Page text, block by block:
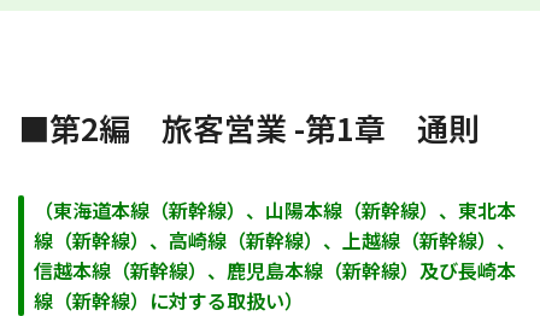
■第2編 旅客営業 -第1章 通則
（東海道本線（新幹線）、山陽本線（新幹線）、東北本
線（新幹線）、高崎線（新幹線）、上越線（新幹線）、
信越本線（新幹線）、鹿児島本線（新幹線）及び長崎本
線（新幹線）に対する取扱い）